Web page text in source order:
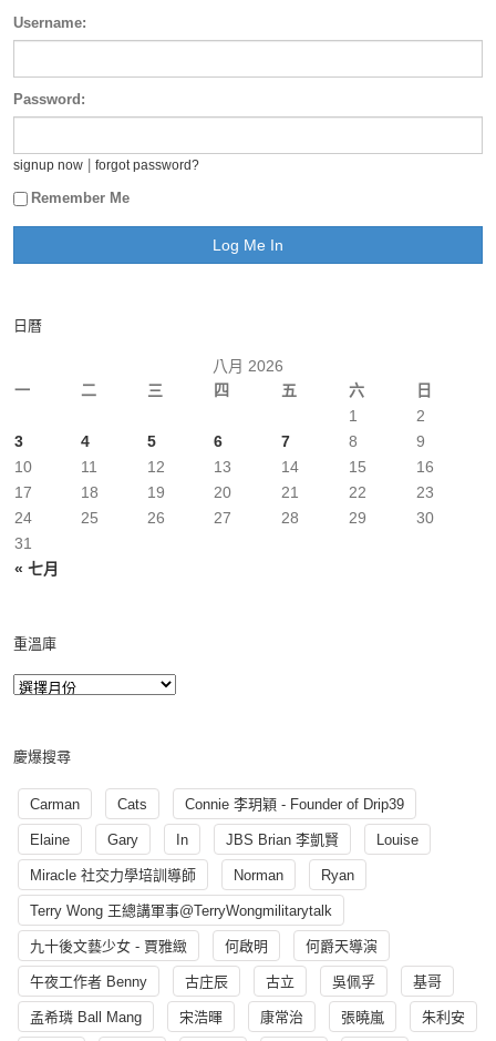
Username:
Password:
signup now forgot password?
Remember Me
日曆
八月 2026
一
二 三 四 五 六 日
« 七月
1
2
3
4 5 6 7 8
9
10
11 12 13 14 15
16
17
18 19 20 21 22
23
24
25 26 27 28 29
30
31
重溫庫
慶爆搜尋
Carman Cats Connie 李玥穎 - Founder of Drip39
Elaine Gary In JBS Brian 李凱賢 Louise
Miracle 社交力學培訓導師 Norman Ryan
Terry Wong 王總講軍事@TerryWongmilitarytalk
九十後文藝少女 - 賈雅緻 何啟明 何爵天導演
午夜工作者 Benny 古庄辰 古立 吳佩孚 基哥
孟希璘 Ball Mang 宋浩暉 康常治 張曉嵐 朱利安